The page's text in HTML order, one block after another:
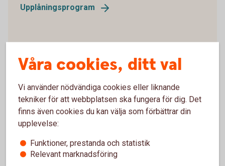
Upplåningsprogram
Kreditbetyg
Finansiell kalender
2026-04-30Delårsrappport januari–mars
Våra cookies, ditt val
Vi använder nödvändiga cookies eller liknande
tekniker för att webbplatsen ska fungera för dig. Det
finns även cookies du kan välja som förbättrar din
upplevelse:
Funktioner, prestanda och statistik
Relevant marknadsföring